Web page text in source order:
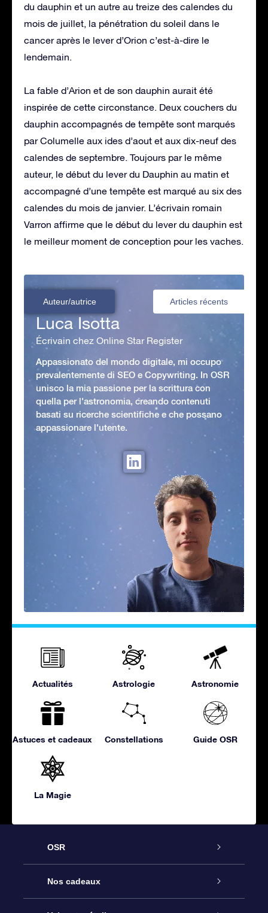
du dauphin et un autre au treize des calendes du
mois de juillet, la pénétration du soleil dans le
cancer après le lever d’Orion c’est-à-dire le
lendemain.
La fable d’Arion et de son dauphin aurait été
inspirée de cette circonstance. Deux couchers du
dauphin accompagnés de tempête sont marqués
par Columelle aux ides d’aout et aux dix-neuf des
calendes de septembre. Toujours par le même
auteur, le début du lever du Dauphin au matin et
accompagné d’une tempête est marqué au six des
calendes du mois de janvier. L’écrivain romain
Varron affirme que le début du lever du dauphin est
le meilleur moment de conception pour les vaches.
Auteur/autrice Articles récents
Luca Isotta
Écrivain chez Online Star Register
Appassionato del mondo digitale, mi occupo
prevalentemente di SEO e Copywriting. In OSR
unisco la mia passione per la scrittura con
quella per l'astronomia, creando contenuti
basati su ricerche scientifiche e che possano
appassionare l'utente.
Actualités Astrologie Astronomie
Astuces et cadeaux Constellations Guide OSR
La Magie
OSR
Service
Nos cadeaux